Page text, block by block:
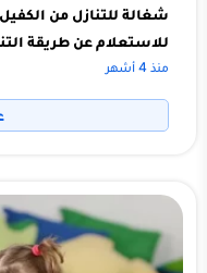
للاستعلام عن طريقة
منذ 4 أشهر